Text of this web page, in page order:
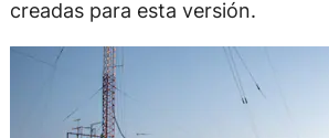
creadas para esta versión.